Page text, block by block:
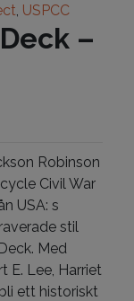
, USPCC
–
Robinson
Civil War
USA: s
stil
Med
E. Lee, Harriet
ett historiskt